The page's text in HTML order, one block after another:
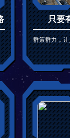
只要
群策群力，